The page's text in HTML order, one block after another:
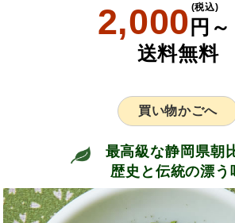
2,000 円～
(税込)
送料無料
買い物かごへ
最高級な静岡県朝
歴史と伝統の漂う